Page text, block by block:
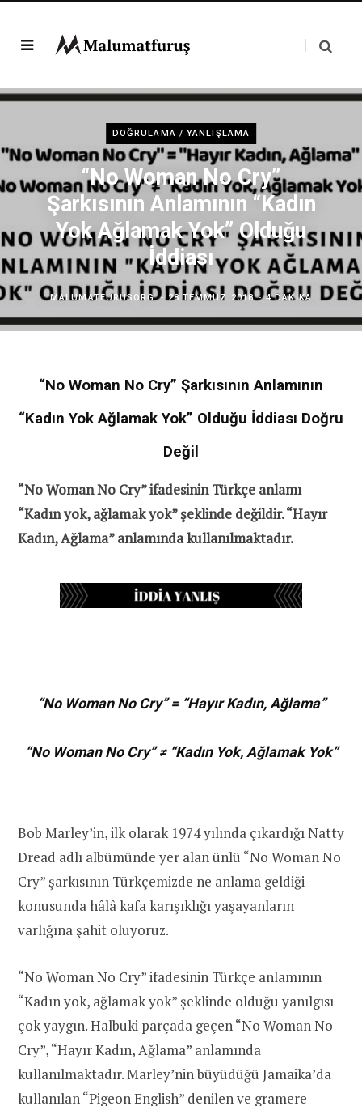
DOĞRULAMA / YANLIŞLAMA
“No Woman No Cry”
Şarkısının Anlamının “Kadın
Yok Ağlamak Yok” Olduğu
İddiası
MALUMATFURUSORG 28 TEMMUZ 2018 4 DAKIKA
“No Woman No Cry” Şarkısının Anlamının
“Kadın Yok Ağlamak Yok” Olduğu İddiası Doğru
Değil
“No Woman No Cry” ifadesinin Türkçe anlamı
“Kadın yok, ağlamak yok” şeklinde değildir. “Hayır
Kadın, Ağlama” anlamında kullanılmaktadır.
“No Woman No Cry” = “Hayır Kadın, Ağlama”
“No Woman No Cry” ≠ “Kadın Yok, Ağlamak Yok”
Bob Marley’in, ilk olarak 1974 yılında çıkardığı Natty
Dread adlı albümünde yer alan ünlü “No Woman No
Cry” şarkısının Türkçemizde ne anlama geldiği
konusunda hâlâ kafa karışıklığı yaşayanların
varlığına şahit oluyoruz.
“No Woman No Cry” ifadesinin Türkçe anlamının
“Kadın yok, ağlamak yok” şeklinde olduğu yanılgısı
çok yaygın. Halbuki parçada geçen “No Woman No
Cry”, “Hayır Kadın, Ağlama” anlamında
kullanılmaktadır. Marley’nin büyüdüğü Jamaika’da
kullanılan “Pigeon English” denilen ve gramere